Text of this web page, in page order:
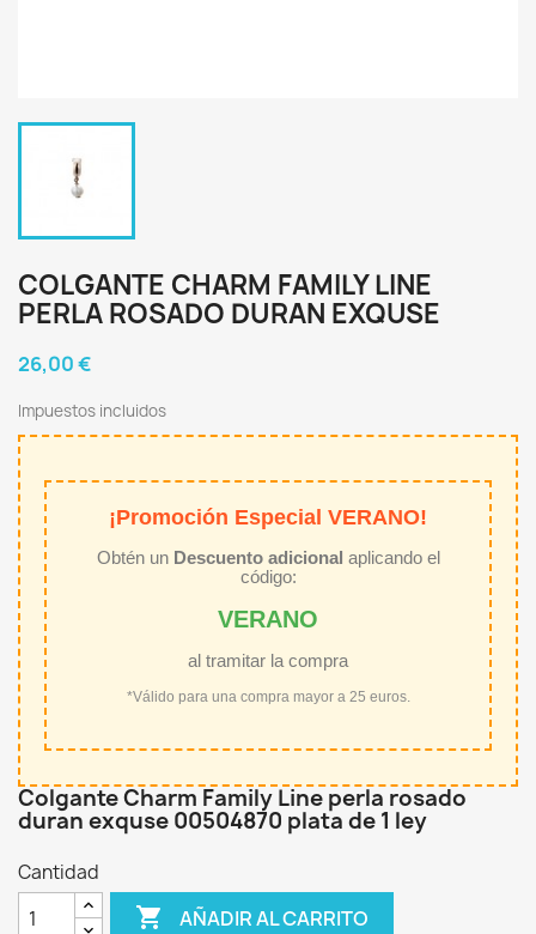
COLGANTE CHARM FAMILY LINE
PERLA ROSADO DURAN EXQUSE
26,00 €
Impuestos incluidos
¡Promoción Especial VERANO!
Obtén un Descuento adicional aplicando el
código:
VERANO
al tramitar la compra
*Válido para una compra mayor a 25 euros.
Colgante Charm Family Line perla rosado
duran exquse 00504870 plata de 1 ley
Cantidad
 AÑADIR AL CARRITO